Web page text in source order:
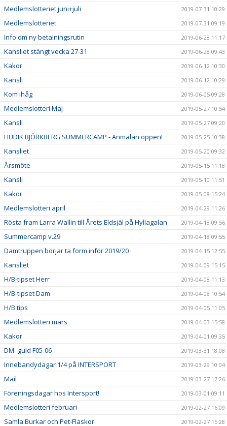
Medlemslotteriet juni+juli 2019-07-31 10:29
Medlemslotteriet 2019-07-31 09:19
Info om ny betalningsrutin 2019-06-28 11:17
Kansliet stängt vecka 27-31 2019-06-28 09:43
Kakor 2019-06-12 10:30
Kansli 2019-06-12 10:29
Kom ihåg 2019-06-05 09:28
Medlemslotteri Maj 2019-05-27 10:54
Kansli 2019-05-27 09:20
HUDIK BJÖRKBERG SUMMERCAMP - Anmälan öppen! 2019-05-25 10:38
Kansliet 2019-05-20 09:32
Årsmöte 2019-05-15 11:18
Kansli 2019-05-10 11:51
Kakor 2019-05-08 15:24
Medlemslotteri april 2019-04-29 11:26
Rösta fram Larra Wallin till Årets Eldsjäl på Hyllagalan 2019-04-18 09:56
Summercamp v.29 2019-04-18 09:55
Damtruppen börjar ta form inför 2019/20 2019-04-15 12:55
Kansliet 2019-04-09 15:15
H/B-tipset Herr 2019-04-08 11:13
H/B-tipset Dam 2019-04-08 10:54
H/B tips 2019-04-05 11:05
Medlemslotteri mars 2019-04-03 15:58
Kakor 2019-04-01 09:35
DM- guld F05-06 2019-03-31 18:08
Innebandydagar 1/4 på INTERSPORT 2019-03-29 10:04
Mail 2019-03-27 17:26
Föreningsdagar hos Intersport! 2019-03-01 09:11
Medlemslotteri februari 2019-02-27 16:09
Samla Burkar och Pet-Flaskor 2019-02-27 15:28